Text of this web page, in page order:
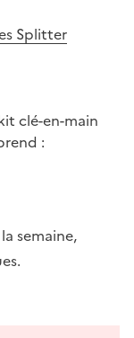
Splitter
clé-en-main
:
semaine,